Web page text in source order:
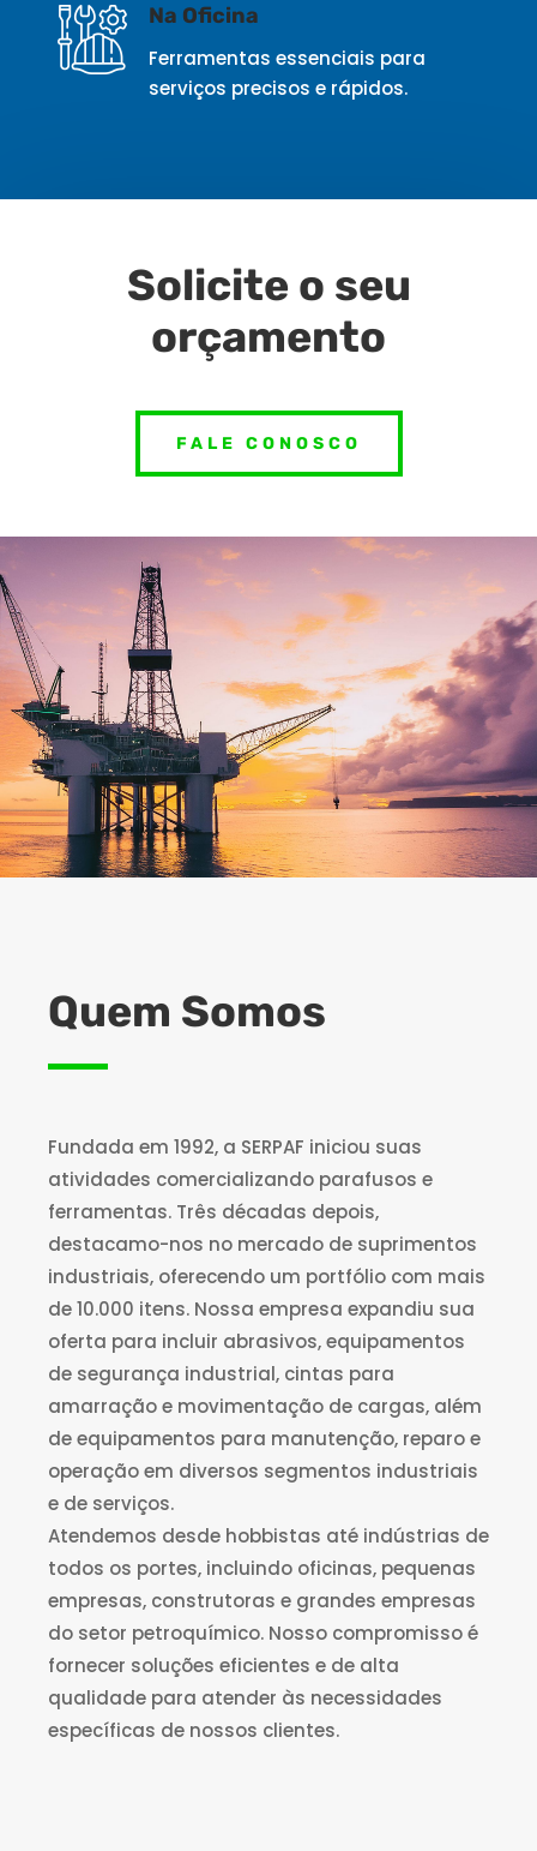
Na Oficina
Ferramentas essenciais para
serviços precisos e rápidos.
Solicite o seu
orçamento
FALE CONOSCO
Quem Somos
Fundada em 1992, a SERPAF iniciou suas
atividades comercializando parafusos e
ferramentas. Três décadas depois,
destacamo-nos no mercado de suprimentos
industriais, oferecendo um portfólio com mais
de 10.000 itens. Nossa empresa expandiu sua
oferta para incluir abrasivos, equipamentos
de segurança industrial, cintas para
amarração e movimentação de cargas, além
de equipamentos para manutenção, reparo e
operação em diversos segmentos industriais
e de serviços.
Atendemos desde hobbistas até indústrias de
todos os portes, incluindo oficinas, pequenas
empresas, construtoras e grandes empresas
do setor petroquímico. Nosso compromisso é
fornecer soluções eficientes e de alta
qualidade para atender às necessidades
específicas de nossos clientes.